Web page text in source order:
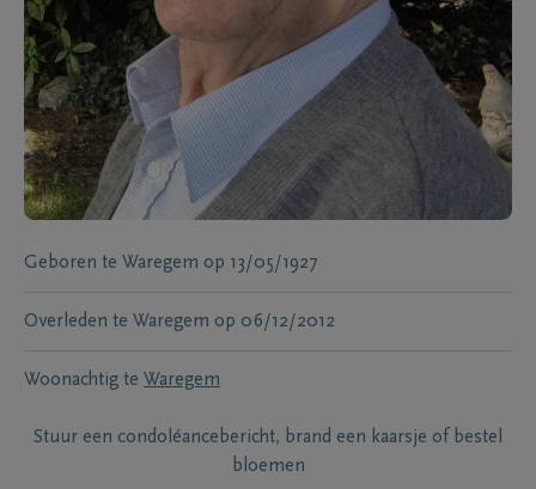
Geboren te Waregem op 13/05/1927
Overleden te Waregem op 06/12/2012
Woonachtig te Waregem
Stuur een condoléancebericht, brand een kaarsje of bestel
bloemen